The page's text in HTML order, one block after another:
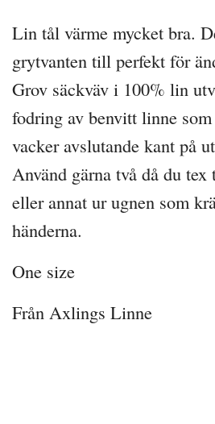
Lin tål värme mycket bra.
grytvanten till perfekt för
Grov säckväv i 100% lin
fodring av benvitt linne
vacker avslutande kant på
Använd gärna två då du tex
eller annat ur ugnen som
händerna.
One size
Från Axlings Linne